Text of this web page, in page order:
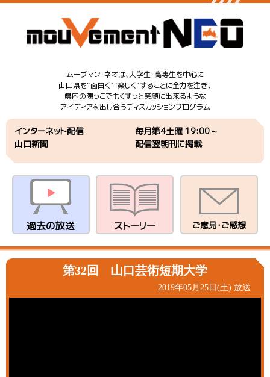
ムーブマン・ネオは、大学生・高専生を中心に
山口県を“面白く”“楽しく”することに全力を注ぎ、
県内の隅っこでもくすっと笑顔に出来るような
アイディアを出し合うディスカッションプログラム
インターネット配信
毎月第4土曜 19:00～
山口新聞
配信翌朝刊に掲載
過去の放送 ストーリー ご意見・ご感想
第32回 山口芸術短期大学
2019年05月25日(土) 放送